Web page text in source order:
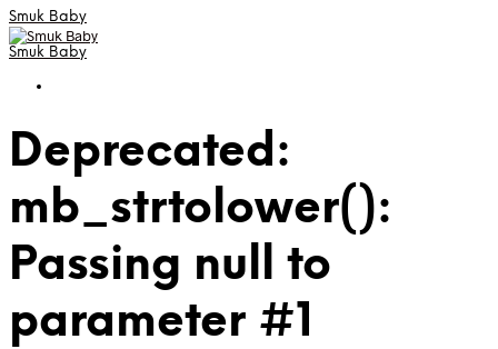
Smuk Baby
Smuk Baby
Deprecated:
mb_strtolower():
Passing null to
parameter #1